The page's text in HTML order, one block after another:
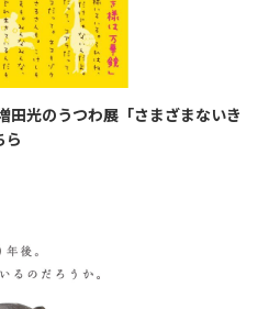
光のうつわ展「さまざまないき
ら